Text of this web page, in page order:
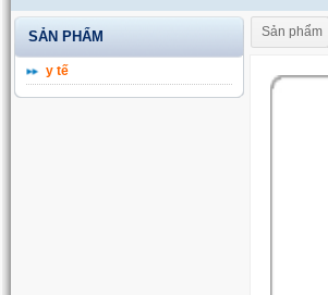
SẢN PHẨM
y tế
Sản phẩm